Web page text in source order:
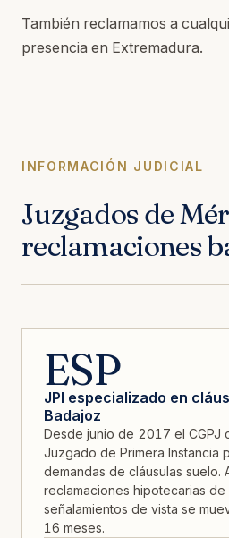
También reclamamos a
presencia en Extremadura.
INFORMACIÓN JUDICIAL
Juzgados de
reclamaciones
ESP
JPI especializado en
Badajoz
Desde junio de 2017 el CGPJ
Juzgado de Primera Instancia
demandas de cláusulas suelo.
reclamaciones hipotecarias de
señalamientos de vista se
16 meses.